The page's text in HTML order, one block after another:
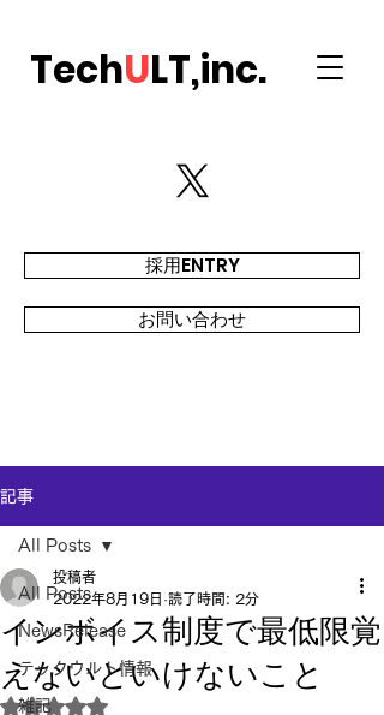
TechULT,inc.
採用ENTRY
お問い合わせ
記事
All Posts
NewsRelease
テックウルト情報
雑記
All Posts
インボイス制度で最低限覚
えないといけないこと
投稿者
2022年8月19日 読了時間: 2分
5つ星のうちNaNと評価されています。